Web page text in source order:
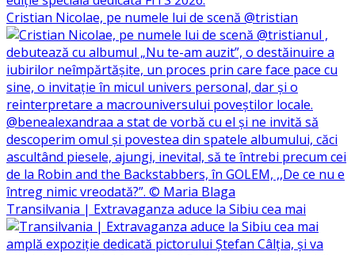
Cristian Nicolae, pe numele lui de scenă @tristian
Transilvania | Extravaganza aduce la Sibiu cea mai